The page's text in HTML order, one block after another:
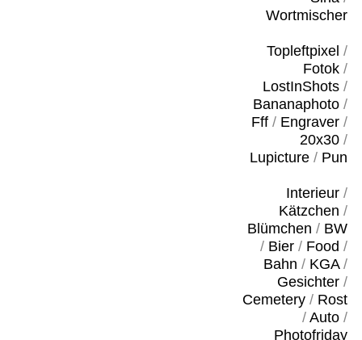
Wortmischer
Topleftpixel /
Fotok/
LostInShots/
Bananaphoto/
Fff/ Engraver/
20x30/
Lupicture/ Pun
Interieur/
Kätzchen /
Blümchen / BW
/ Bier/ Food /
Bahn / KGA/
Gesichter/
Cemetery/ Rost
/ Auto/
Photofriday